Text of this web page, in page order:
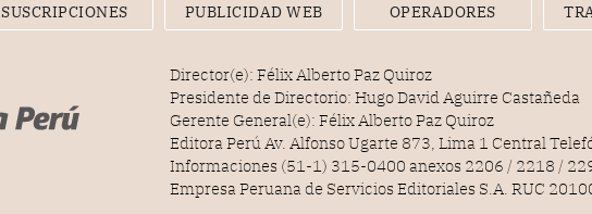
SUSCRIPCIONES PUBLICIDAD WEB OPERADORES
Director(e): Félix Alberto Paz Quiroz
Presidente de Directorio: Hugo David Aguirre Castañeda
Gerente General(e): Félix Alberto Paz Quiroz
Editora Perú Av. Alfonso Ugarte 873, Lima 1 Central
Informaciones (51-1) 315-0400 anexos 2206 / 2218 /
Empresa Peruana de Servicios Editoriales S.A. RUC